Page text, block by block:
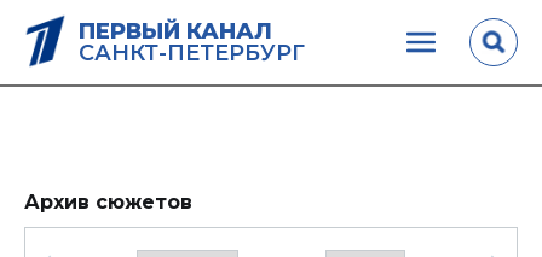
ПЕРВЫЙ КАНАЛ
САНКТ-ПЕТЕРБУРГ
Архив сюжетов